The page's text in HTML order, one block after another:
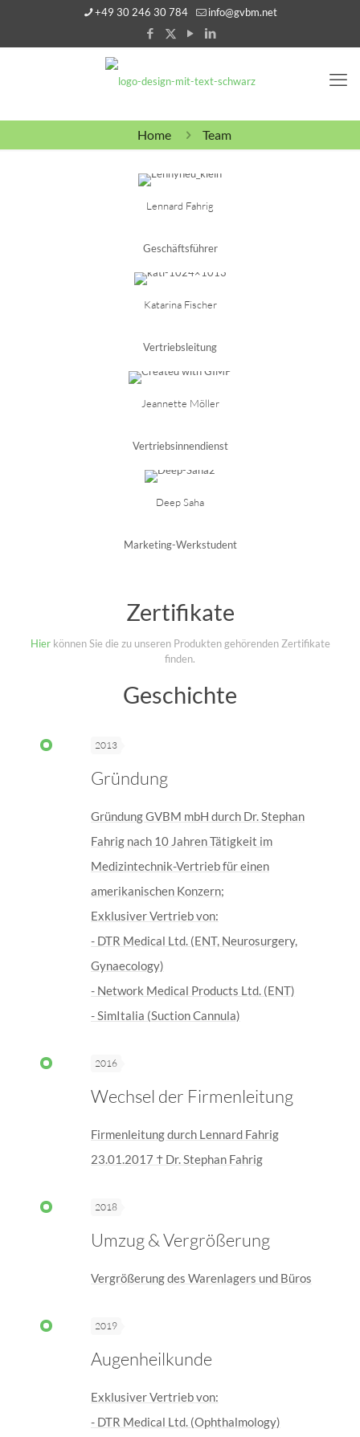
+49 30 246 30 784 info@gvbm.net
Home Team
Lennard Fahrig
Geschäftsführer
Katarina Fischer
Vertriebsleitung
Jeannette Möller
Vertriebsinnendienst
Deep Saha
Marketing-Werkstudent
Zertifikate
Hierkönnen Sie die zu unseren Produkten gehörenden Zertifikate
finden.
Geschichte
2013
Gründung
Gründung GVBM mbH durch Dr. Stephan
Fahrig nach 10 Jahren Tätigkeit im
Medizintechnik-Vertrieb für einen
amerikanischen Konzern;
Exklusiver Vertrieb von:
- DTR Medical Ltd. (ENT, Neurosurgery,
Gynaecology)
- Network Medical Products Ltd. (ENT)
- SimItalia (Suction Cannula)
2016
Wechsel der Firmenleitung
Firmenleitung durch Lennard Fahrig
23.01.2017 † Dr. Stephan Fahrig
2018
Umzug & Vergrößerung
Vergrößerung des Warenlagers und Büros
2019
Augenheilkunde
Exklusiver Vertrieb von:
- DTR Medical Ltd. (Ophthalmology)